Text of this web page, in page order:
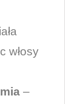
włosy
–